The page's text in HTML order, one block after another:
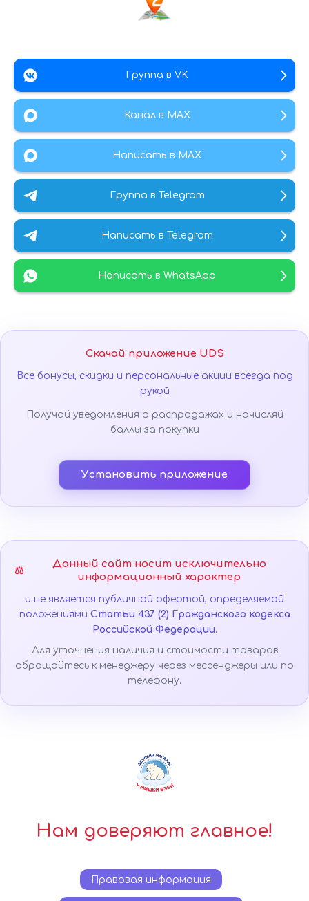
Группа в VK
Канал в МАХ
Написать в MAX
Группа в Telegram
Написать в Telegram
Написать в WhatsApp
Скачай приложение UDS
Все бонусы, скидки и персональные акции всегда под
рукой
Получай уведомления о распродажах и начисляй
баллы за покупки
Установить приложение
⚖️
Данный сайт носит исключительно
информационный характер
и не является публичной офертой, определяемой
положениями Статьи 437 (2) Гражданского кодекса
Российской Федерации.
Для уточнения наличия и стоимости товаров
обращайтесь к менеджеру через мессенджеры или по
телефону.
Нам доверяют главное!
Правовая информация